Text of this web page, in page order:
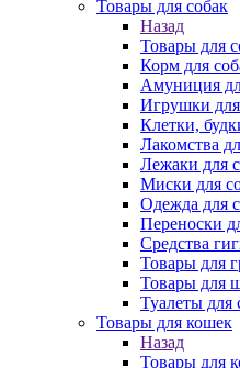
Товары для собак
Назад
Товары для
Корм для
Амуниция
Игрушки для
Клетки,
Лакомства
Лежаки для
Миски для
Одежда для
Переноски
Средства
Товары для
Товары для
Туалеты для
Товары для кошек
Назад
Товары для